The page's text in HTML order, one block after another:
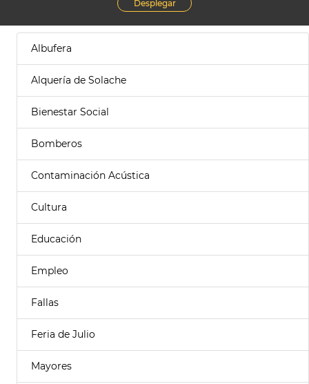
Desplegar
Albufera
Alquería de Solache
Bienestar Social
Bomberos
Contaminación Acústica
Cultura
Educación
Empleo
Fallas
Feria de Julio
Mayores